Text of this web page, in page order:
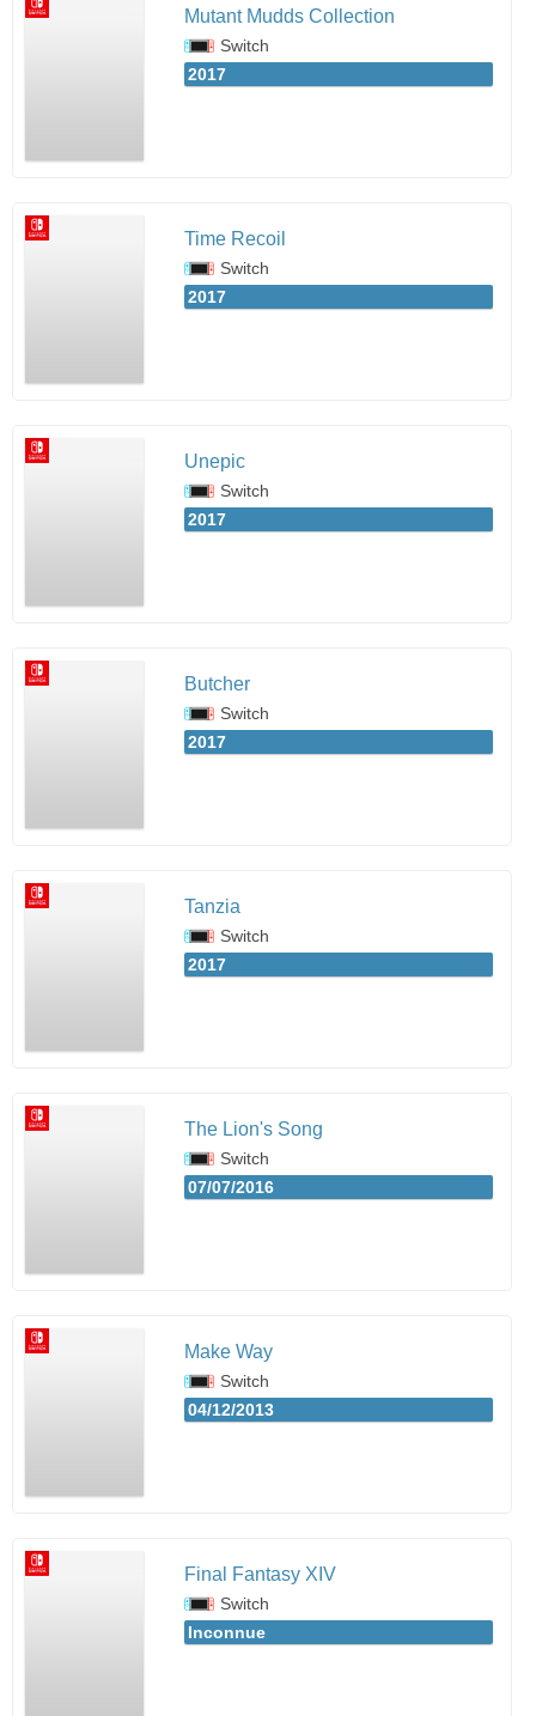
Mutant Mudds Collection
Switch
2017
Time Recoil
Switch
2017
Unepic
Switch
2017
Butcher
Switch
2017
Tanzia
Switch
2017
The Lion's Song
Switch
07/07/2016
Make Way
Switch
04/12/2013
Final Fantasy XIV
Switch
Inconnue